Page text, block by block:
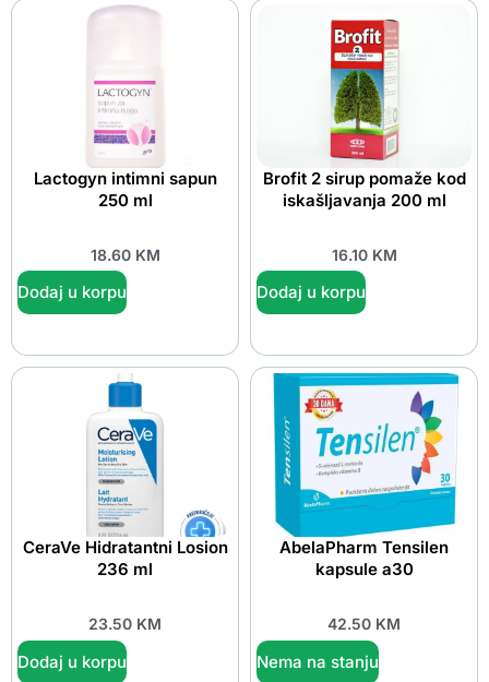
Lactogyn intimni sapun
250 ml
18.60 KM
Dodaj u korpu
Brofit 2 sirup pomaže kod
iskašljavanja 200 ml
16.10 KM
Dodaj u korpu
CeraVe Hidratantni Losion
236 ml
23.50 KM
Dodaj u korpu
AbelaPharm Tensilen
kapsule a30
42.50 KM
Nema na stanju